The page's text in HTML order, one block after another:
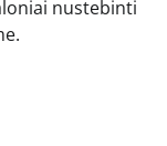
nustebinti